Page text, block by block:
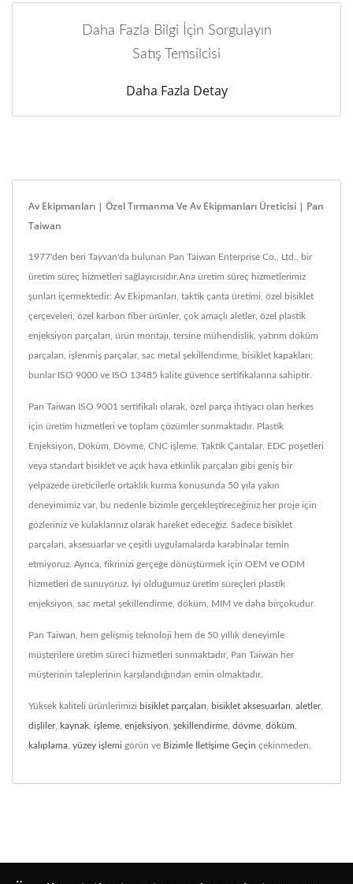
Daha Fazla Bilgi İçin Sorgulayın
Satış Temsilcisi
Daha Fazla Detay
Av Ekipmanları | Özel Tırmanma Ve Av Ekipmanları Üreticisi | Pan
Taiwan
1977'den beri Tayvan'da bulunan Pan Taiwan Enterprise Co., Ltd., bir
üretim süreç hizmetleri sağlayıcısıdır.Ana üretim süreç hizmetlerimiz
şunları içermektedir: Av Ekipmanları, taktik çanta üretimi, özel bisiklet
çerçeveleri, özel karbon fiber ürünler, çok amaçlı aletler, özel plastik
enjeksiyon parçaları, ürün montajı, tersine mühendislik, yatırım döküm
parçaları, işlenmiş parçalar, sac metal şekillendirme, bisiklet kapakları;
bunlar ISO 9000 ve ISO 13485 kalite güvence sertifikalarına sahiptir.
Pan Taiwan ISO 9001 sertifikalı olarak, özel parça ihtiyacı olan herkes
için üretim hizmetleri ve toplam çözümler sunmaktadır. Plastik
Enjeksiyon, Döküm, Dövme, CNC işleme, Taktik Çantalar, EDC poşetleri
veya standart bisiklet ve açık hava etkinlik parçaları gibi geniş bir
yelpazede üreticilerle ortaklık kurma konusunda 50 yıla yakın
deneyimimiz var, bu nedenle bizimle gerçekleştireceğiniz her proje için
gözleriniz ve kulaklarınız olarak hareket edeceğiz. Sadece bisiklet
parçaları, aksesuarlar ve çeşitli uygulamalarda karabinalar temin
etmiyoruz. Ayrıca, fikrinizi gerçeğe dönüştürmek için OEM ve ODM
hizmetleri de sunuyoruz. İyi olduğumuz üretim süreçleri plastik
enjeksiyon, sac metal şekillendirme, döküm, MIM ve daha birçokudur.
Pan Taiwan, hem gelişmiş teknoloji hem de 50 yıllık deneyimle
müşterilere üretim süreci hizmetleri sunmaktadır, Pan Taiwan her
müşterinin taleplerinin karşılandığından emin olmaktadır.
Yüksek kaliteli ürünlerimizi bisiklet parçaları bisiklet aksesuarları aletler,
dişliler, kaynak işleme enjeksiyon şekillendirme dövme döküm
kalıplama yüzey işlemi görün ve Bizimle İletişime Geçin çekinmeden.